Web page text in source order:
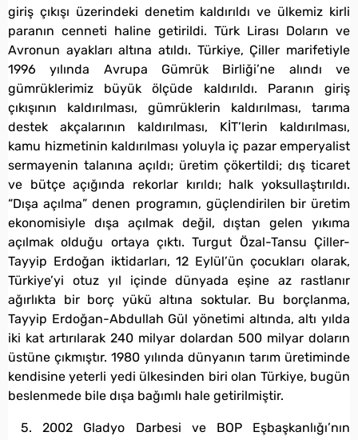
giriş çıkışı üzerindeki denetim kaldırıldı ve ülkemiz kirli
paranın cenneti haline getirildi. Türk Lirası Doların ve
Avronun ayakları altına atıldı. Türkiye, Çiller marifetiyle
1996 yılında Avrupa Gümrük Birliği’ne alındı ve
gümrüklerimiz büyük ölçüde kaldırıldı. Paranın giriş
çıkışının kaldırılması, gümrüklerin kaldırılması, tarıma
destek akçalarının kaldırılması, KİT’lerin kaldırılması,
kamu hizmetinin kaldırılması yoluyla iç pazar emperyalist
sermayenin talanına açıldı; üretim çökertildi; dış ticaret
ve bütçe açığında rekorlar kırıldı; halk yoksullaştırıldı.
“Dışa açılma” denen programın, güçlendirilen bir üretim
ekonomisiyle dışa açılmak değil, dıştan gelen yıkıma
açılmak olduğu ortaya çıktı. Turgut Özal-Tansu Çiller-
Tayyip Erdoğan iktidarları, 12 Eylül’ün çocukları olarak,
Türkiye’yi otuz yıl içinde dünyada eşine az rastlanır
ağırlıkta bir borç yükü altına soktular. Bu borçlanma,
Tayyip Erdoğan-Abdullah Gül yönetimi altında, altı yılda
iki kat artırılarak 240 milyar dolardan 500 milyar doların
üstüne çıkmıştır. 1980 yılında dünyanın tarım üretiminde
kendisine yeterli yedi ülkesinden biri olan Türkiye, bugün
beslenmede bile dışa bağımlı hale getirilmiştir.
5. 2002 Gladyo Darbesi ve BOP Eşbaşkanlığı’nın